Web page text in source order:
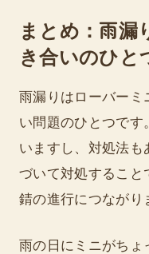
まとめ：雨漏
き合いのひと
雨漏りはローバーミ
い問題のひとつです
いますし、対処法
づいて対処すること
錆の進行につながり
雨の日にミニがちょ